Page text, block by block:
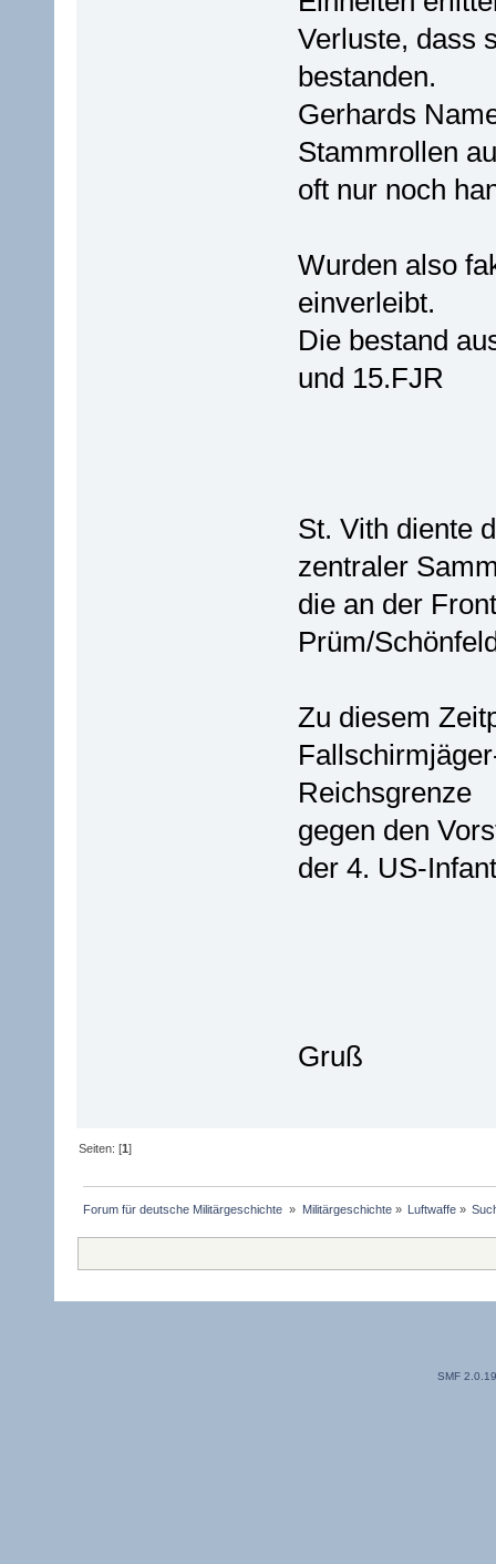
Verluste, dass
bestanden.
Gerhards
Stammrollen
oft nur noch
Wurden also
einverleibt.
Die bestand
und 15.FJR
St. Vith diente
zentraler
die an der
Prüm/
Zu diesem
Reichsgrenze
gegen den
der 4. US-
Gruß
Seiten: [1]
Forum für deutsche Militärgeschichte » Militärgeschichte» Luftwaffe»
SMF 2.0.19